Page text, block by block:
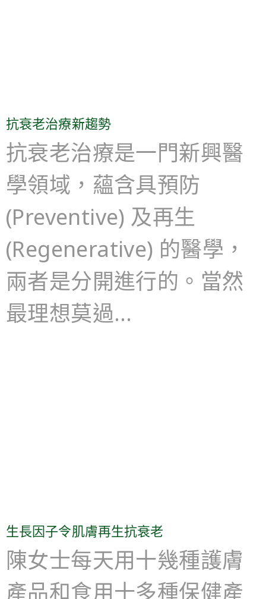
抗衰老治療新趨勢
抗衰老治療是一門新興醫
學領域，蘊含具預防
(Preventive) 及再生
(Regenerative) 的醫學，
兩者是分開進行的。當然
最理想莫過…
生長因子令肌膚再生抗衰老
陳女士每天用十幾種護膚
產品和食用十多種保健產